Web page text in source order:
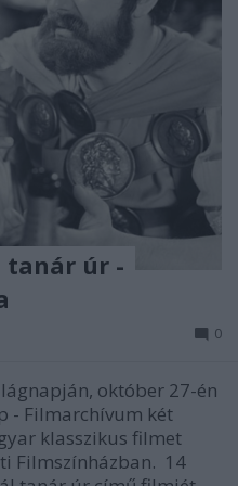
tanár úr -
0
október 27-én
- Filmarchívum két
klasszikus filmet
Filmszínházban. 14